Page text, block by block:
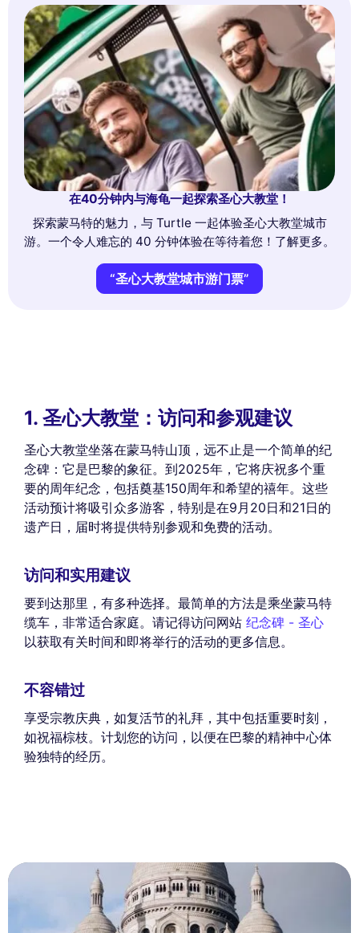
在40分钟内与海龟一起探索圣心大教堂！
探索蒙马特的魅力，与 Turtle 一起体验圣心大教堂城市
游。一个令人难忘的 40 分钟体验在等待着您！了解更多。
“圣心大教堂城市游门票”
1. 圣心大教堂：访问和参观建议
圣心大教堂坐落在蒙马特山顶，远不止是一个简单的纪
念碑：它是巴黎的象征。到2025年，它将庆祝多个重
要的周年纪念，包括奠基150周年和希望的禧年。这些
活动预计将吸引众多游客，特别是在9月20日和21日的
遗产日，届时将提供特别参观和免费的活动。
访问和实用建议
要到达那里，有多种选择。最简单的方法是乘坐蒙马特
缆车，非常适合家庭。请记得访问网站 纪念碑 - 圣心
以获取有关时间和即将举行的活动的更多信息。
不容错过
享受宗教庆典，如复活节的礼拜，其中包括重要时刻，
如祝福棕枝。计划您的访问，以便在巴黎的精神中心体
验独特的经历。